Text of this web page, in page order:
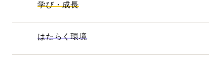
学び・成長
はたらく環境